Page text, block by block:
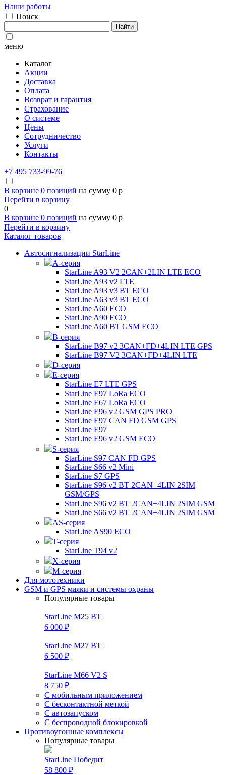
Наши работы
Поиск
Найти
меню
Каталог
Акции
Доставка
Оплата
Возврат и гарантия
Страхование
О системе
Цены
Сотрудничество
Услуги
Контакты
+7 495 733-99-76
В корзине 0 позиций на сумму 0 p
Перейти в корзину
0
В корзине 0 позиций на сумму 0 p
Перейти в корзину
Каталог товаров
Автосигнализации StarLine
А-серия
StarLine A93 V2 2CAN+2LIN LTE ECO
StarLine A93 v2 LTE
StarLine A93 v3 BT ECO
StarLine A63 v3 BT ECO
StarLine A60 ECO
StarLine A90 ECO
StarLine A60 BT GSM ECO
B-серия
StarLine B97 v2 3CAN+FD+4LIN LTE GPS
StarLine B97 V2 3CAN+FD+4LIN LTE
D-серия
E-серия
StarLine E7 LTE GPS
StarLine E97 LoRa ECO
StarLine E67 LoRa ECO
StarLine E96 v2 GSM GPS PRO
StarLine E97 CAN FD GSM GPS
StarLine E97
StarLine E96 v2 GSM ECO
S-серия
StarLine S97 CAN FD GPS
StarLine S66 v2 Mini
StarLine S7 GPS
StarLine S96 v2 BT 2CAN+4LIN 2SIM
GSM/GPS
StarLine S96 v2 BT 2CAN+4LIN 2SIM GSM
StarLine S66 v2 BT 2CAN+4LIN 2SIM GSM
AS-серия
StarLine AS90 ECO
T-серия
StarLine T94 v2
X-серия
M-серия
Для мототехники
GSM и GPS маяки и системы охраны
Популярные товары
StarLine M25 BT
6 000 ₽
StarLine M27 BT
6 500 ₽
StarLine M66 V2 S
8 750 ₽
С мобильным приложением
С бесконтактной меткой
С автозапуском
С беспроводной блокировкой
Противоугонные комплексы
Популярные товары
StarLine Победит
58 800 ₽